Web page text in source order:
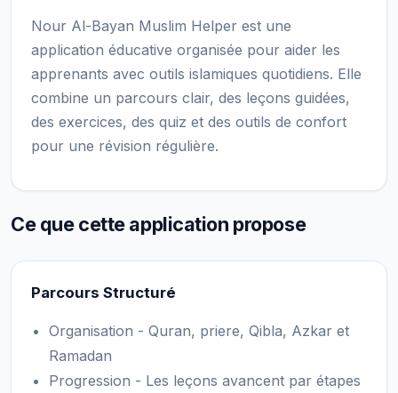
Nour Al-Bayan Muslim Helper est une
application éducative organisée pour aider les
apprenants avec outils islamiques quotidiens. Elle
combine un parcours clair, des leçons guidées,
des exercices, des quiz et des outils de confort
pour une révision régulière.
Ce que cette application propose
Parcours Structuré
Organisation - Quran, priere, Qibla, Azkar et
Ramadan
Progression - Les leçons avancent par étapes